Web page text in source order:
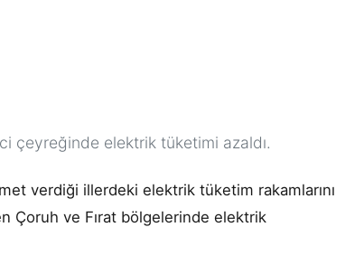
çeyreğinde elektrik tüketimi azaldı.
verdiği illerdeki elektrik tüketim rakamlarını
Çoruh ve Fırat bölgelerinde elektrik